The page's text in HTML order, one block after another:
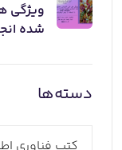
ویژگی
شده
دسته‌ها